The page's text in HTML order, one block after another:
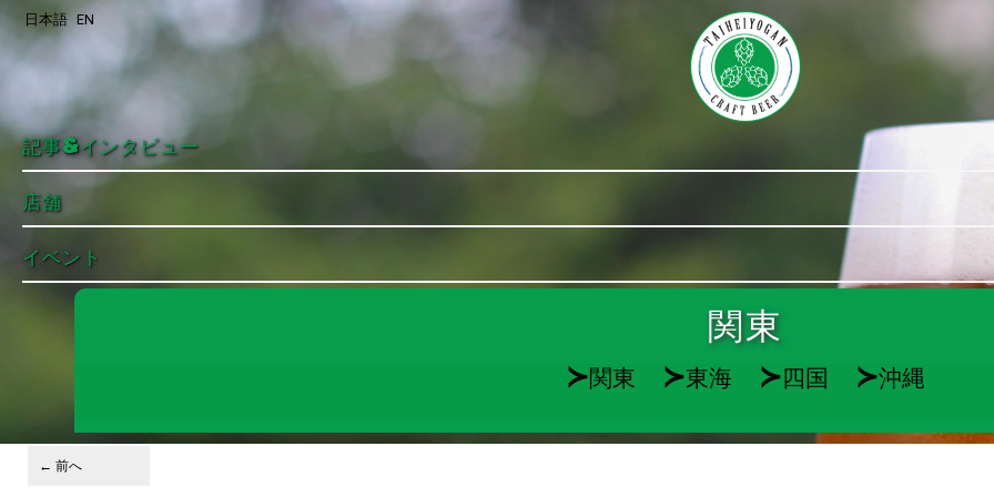
メインコンテンツへ移動
サブコンテンツへ移動
記事&インタビュー
店舗
イベント
日本語 EN
関東
≻関東 ≻東海 ≻四国 ≻沖縄
投稿ナビゲーション
← 前へ